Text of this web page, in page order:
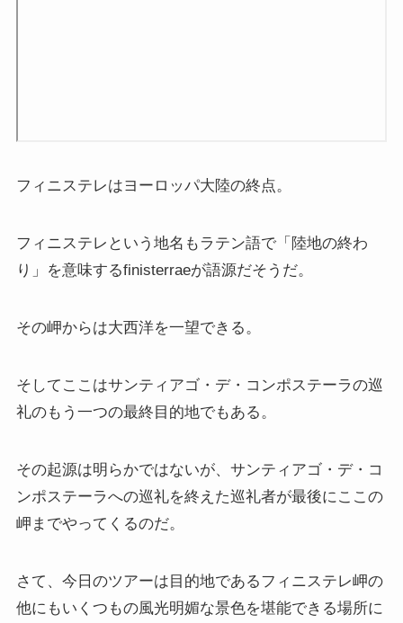
ドストエフスキー資料データベース
ドストエフスキー論
ドストエフスキーとフロイトの父親殺し
ドストエフスキーゆかりの地を巡る旅
秋に記す夏の印象～パリ・ジョージアの旅
フィニステレはヨーロッパ大陸の終点。
フィニステレという地名もラテン語で「陸地の終わ
り」を意味するfinisterraeが語源だそうだ。
その岬からは大西洋を一望できる。
そしてここはサンティアゴ・デ・コンポステーラの巡
礼のもう一つの最終目的地でもある。
その起源は明らかではないが、サンティアゴ・デ・コ
ンポステーラへの巡礼を終えた巡礼者が最後にここの
岬までやってくるのだ。
さて、今日のツアーは目的地であるフィニステレ岬の
他にもいくつもの風光明媚な景色を堪能できる場所に